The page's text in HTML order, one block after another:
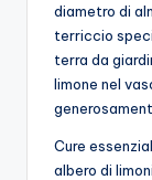
diametro di
terriccio
terra da
limone nel
Cure
albero di